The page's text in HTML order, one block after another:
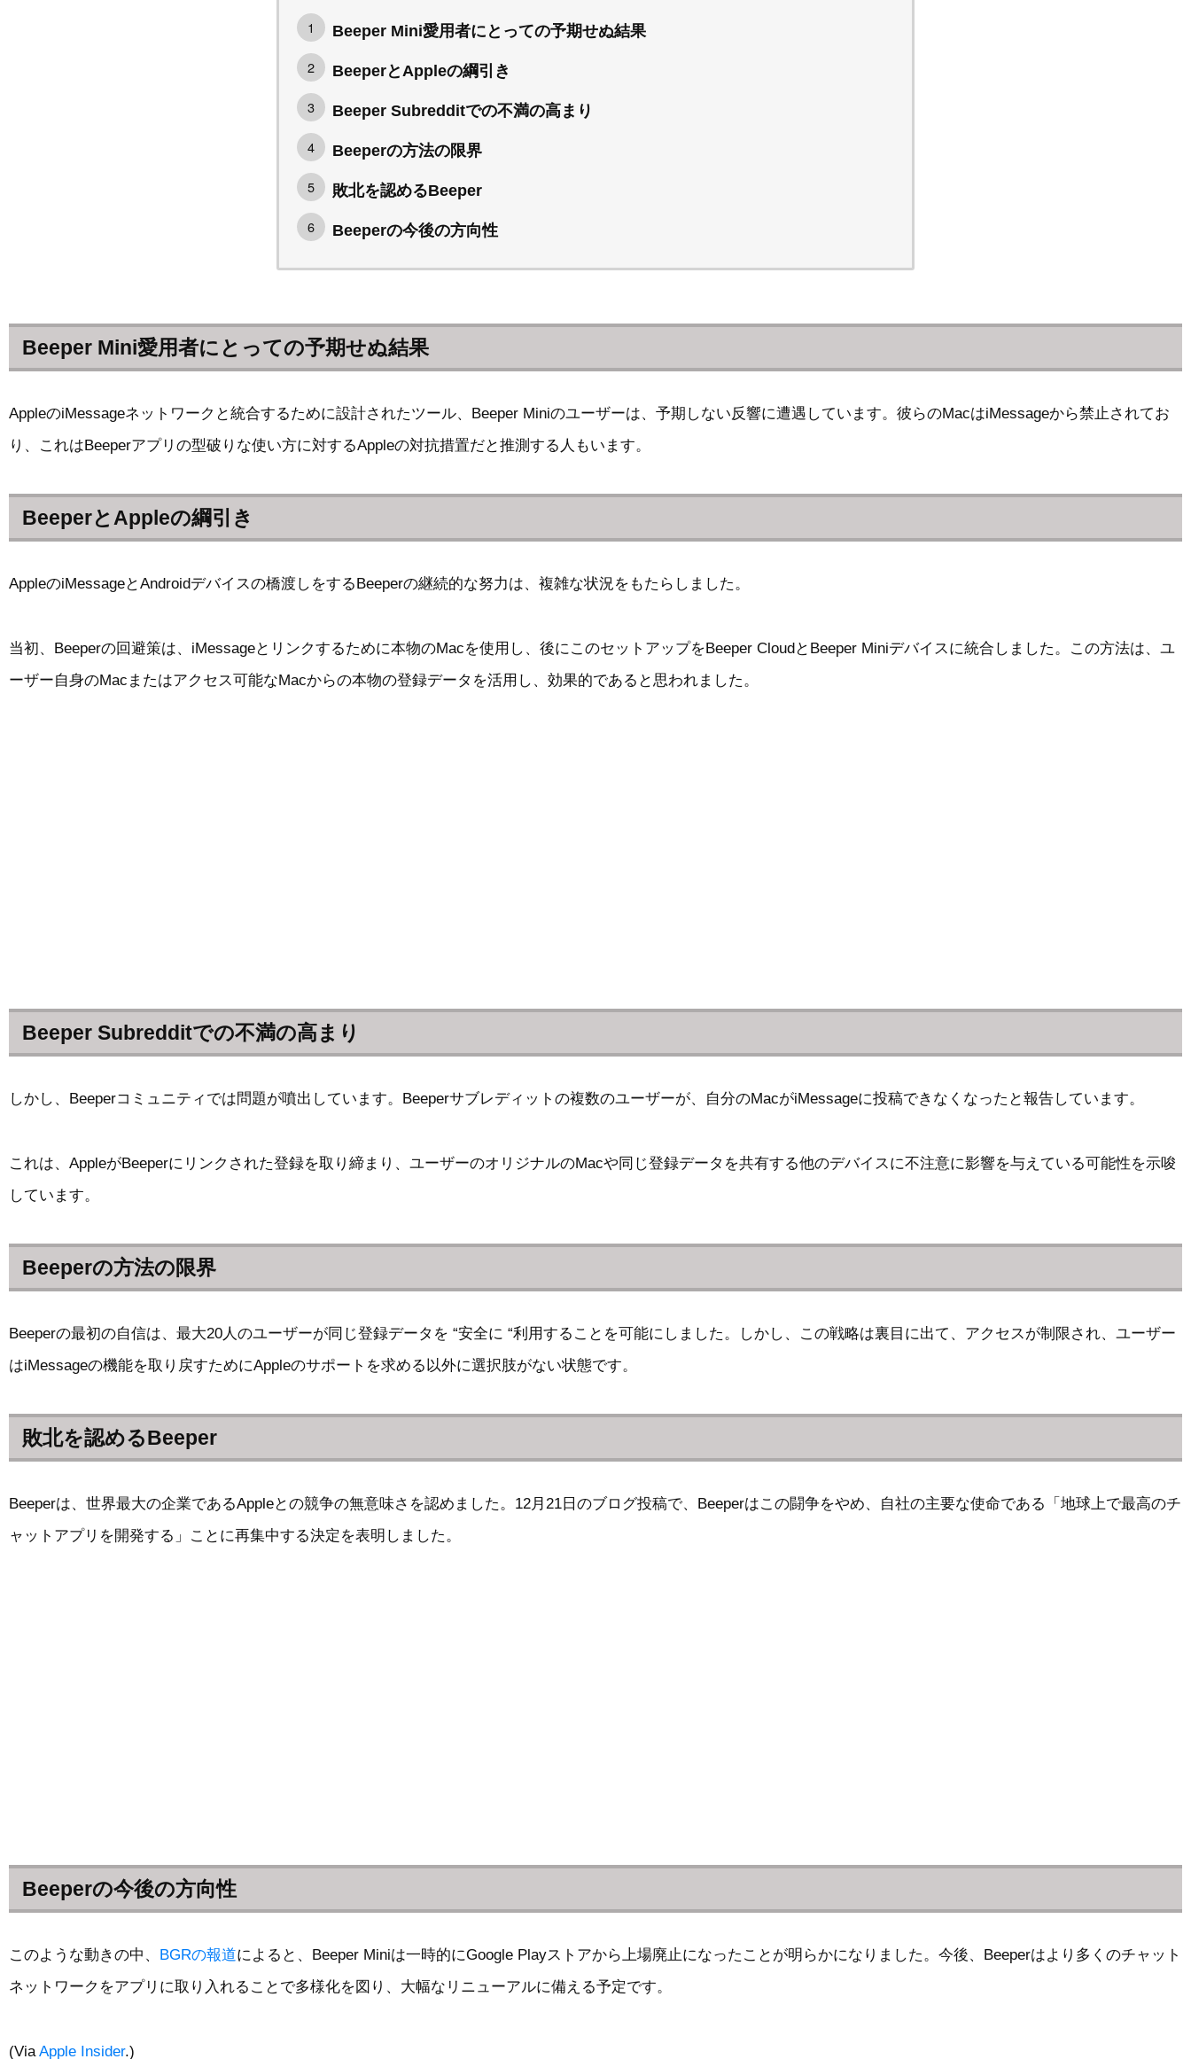
Beeper Mini愛用者にとっての予期せぬ結果
BeeperとAppleの綱引き
Beeper Subredditでの不満の高まり
Beeperの方法の限界
敗北を認めるBeeper
Beeperの今後の方向性
Beeper Mini愛用者にとっての予期せぬ結果
AppleのiMessageネットワークと統合するために設計されたツール、Beeper Miniのユーザーは、予期しない反響に遭遇しています。彼らのMacはiMessageから禁止されてお
り、これはBeeperアプリの型破りな使い方に対するAppleの対抗措置だと推測する人もいます。
BeeperとAppleの綱引き
AppleのiMessageとAndroidデバイスの橋渡しをするBeeperの継続的な努力は、複雑な状況をもたらしました。
当初、Beeperの回避策は、iMessageとリンクするために本物のMacを使用し、後にこのセットアップをBeeper CloudとBeeper Miniデバイスに統合しました。この方法は、ユ
ーザー自身のMacまたはアクセス可能なMacからの本物の登録データを活用し、効果的であると思われました。
Beeper Subredditでの不満の高まり
しかし、Beeperコミュニティでは問題が噴出しています。Beeperサブレディットの複数のユーザーが、自分のMacがiMessageに投稿できなくなったと報告しています。
これは、AppleがBeeperにリンクされた登録を取り締まり、ユーザーのオリジナルのMacや同じ登録データを共有する他のデバイスに不注意に影響を与えている可能性を示唆
しています。
Beeperの方法の限界
Beeperの最初の自信は、最大20人のユーザーが同じ登録データを “安全に “利用することを可能にしました。しかし、この戦略は裏目に出て、アクセスが制限され、ユーザー
はiMessageの機能を取り戻すためにAppleのサポートを求める以外に選択肢がない状態です。
敗北を認めるBeeper
Beeperは、世界最大の企業であるAppleとの競争の無意味さを認めました。12月21日のブログ投稿で、Beeperはこの闘争をやめ、自社の主要な使命である「地球上で最高のチ
ャットアプリを開発する」ことに再集中する決定を表明しました。
Beeperの今後の方向性
このような動きの中、 BGRの報道によると、Beeper Miniは一時的にGoogle Playストアから上場廃止になったことが明らかになりました。今後、Beeperはより多くのチャット
ネットワークをアプリに取り入れることで多様化を図り、大幅なリニューアルに備える予定です。
(Via Apple Insider.)